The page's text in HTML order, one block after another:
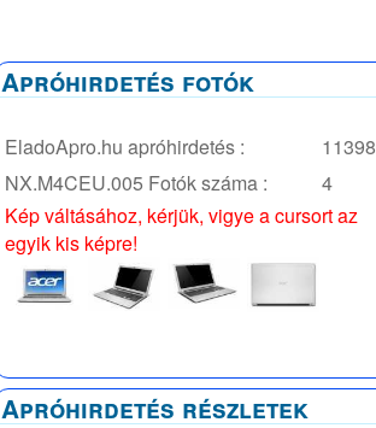
Apróhirdetés fotók
EladoApro.hu apróhirdetés :
11398
NX.M4CEU.005 Fotók száma :
4
Kép váltásához, kérjük, vigye a cursort az
egyik kis képre!
Apróhirdetés részletek